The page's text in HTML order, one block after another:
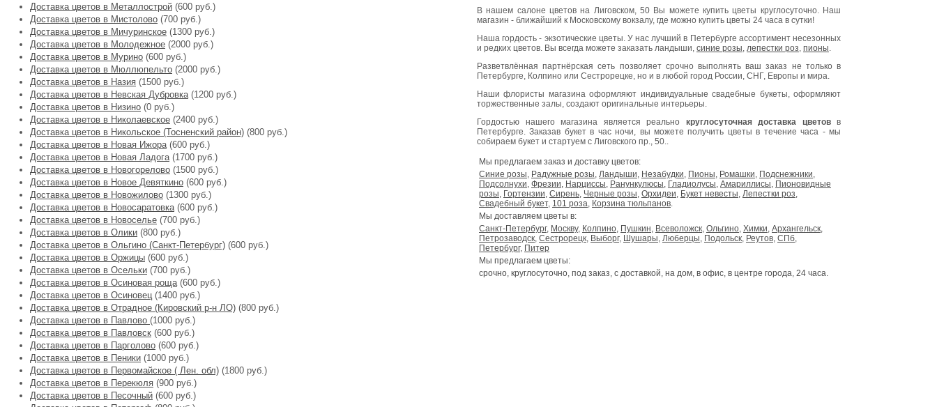
Доставка цветов в Металлострой (600 руб.)
Доставка цветов в Мистолово (700 руб.)
Доставка цветов в Мичуринское (1300 руб.)
Доставка цветов в Молодежное (2000 руб.)
Доставка цветов в Мурино (600 руб.)
Доставка цветов в Мюллюпельто (2000 руб.)
Доставка цветов в Назия (1500 руб.)
Доставка цветов в Невская Дубровка(1200 руб.)
Доставка цветов в Низино (0 руб.)
Доставка цветов в Николаевское (2400 руб.)
Доставка цветов в Никольское (Тосненский район) (800 руб.)
Доставка цветов в Новая Ижора(600 руб.)
Доставка цветов в Новая Ладога(1700 руб.)
Доставка цветов в Новогорелово (1500 руб.)
Доставка цветов в Новое Девяткино (600 руб.)
Доставка цветов в Новожилово (1300 руб.)
Доставка цветов в Новосаратовка(600 руб.)
Доставка цветов в Новоселье (700 руб.)
Доставка цветов в Олики (800 руб.)
Доставка цветов в Ольгино (Санкт-Петербург) (600 руб.)
Доставка цветов в Оржицы (600 руб.)
Доставка цветов в Осельки (700 руб.)
Доставка цветов в Осиновая роща(600 руб.)
Доставка цветов в Осиновец (1400 руб.)
Доставка цветов в Отрадное (Кировский р-н ЛО) (800 руб.)
Доставка цветов в Павлово (1000 руб.)
Доставка цветов в Павловск (600 руб.)
Доставка цветов в Парголово (600 руб.)
Доставка цветов в Пеники (1000 руб.)
Доставка цветов в Первомайское ( Лен. обл) (1800 руб.)
Доставка цветов в Перекюля (900 руб.)
Доставка цветов в Песочный (600 руб.)
В нашем салоне цветов на Лиговском, 50 Вы можете купить цветы круглосуточно. Наш
магазин - ближайший к Московскому вокзалу, где можно купить цветы 24 часа в сутки!
Наша гордость - экзотические цветы. У нас лучший в Петербурге ассортимент несезонных
и редких цветов. Вы всегда можете заказать ландыши, синие розы, лепестки роз, пионы.
Разветвлённая партнёрская сеть позволяет срочно выполнять ваш заказ не только в
Петербурге, Колпино или Сестрорецке, но и в любой город России, СНГ, Европы и мира.
Наши флористы магазина оформляют индивидуальные свадебные букеты, оформляют
торжественные залы, создают оригинальные интерьеры.
Гордостью нашего магазина является реально круглосуточная доставка цветовв
Петербурге. Заказав букет в час ночи, вы можете получить цветы в течение часа - мы
собираем букет и стартуем с Лиговского пр., 50..
Мы предлагаем заказ и доставку цветов:
Синие розы, Радужные розы, Ландыши, Незабудки, Пионы, Ромашки, Подснежники,
Подсолнухи, Фрезии, Нарциссы, Ранункулюсы, Гладиолусы, Амариллисы, Пионовидные
розы, Гортензии, Сирень, Черные розы, Орхидеи, Букет невесты, Лепестки роз,
Свадебный букет, 101 роза, Корзина тюльпанов.
Мы доставляем цветы в:
Санкт-Петербург, Москву, Колпино, Пушкин, Всеволожск, Ольгино, Химки, Архангельск,
Петрозаводск, Сестрорецк, Выборг, Шушары, Люберцы, Подольск, Реутов, СПб,
Петербург, Питер
Мы предлагаем цветы:
срочно, круглосуточно, под заказ, с доставкой, на дом, в офис, в центре города, 24 часа.